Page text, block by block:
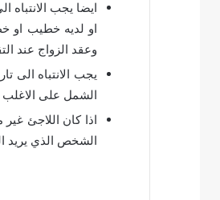
ايضا يجب
او لديه خطيب او
وعقد الزواج عند
يجب الانتباه الى
الشمل على الاغلب
اذا كان اللاجئ
الشخص الذي يريد